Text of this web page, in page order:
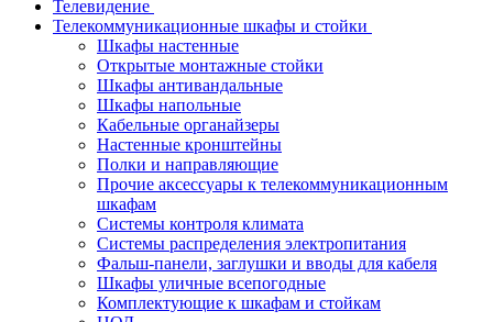
Телевидение
Телекоммуникационные шкафы и стойки
Шкафы настенные
Открытые монтажные стойки
Шкафы антивандальные
Шкафы напольные
Кабельные органайзеры
Настенные кронштейны
Полки и направляющие
Прочие аксессуары к телекоммуникационным
шкафам
Системы контроля климата
Системы распределения электропитания
Фальш-панели, заглушки и вводы для кабеля
Шкафы уличные всепогодные
Комплектующие к шкафам и стойкам